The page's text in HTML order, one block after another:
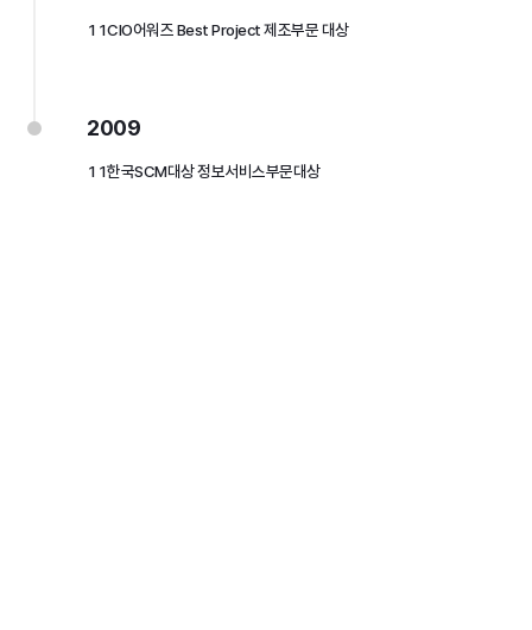
11CIO어워즈 Best Project 제조부문 대상
2009
11한국SCM대상 정보서비스부문대상